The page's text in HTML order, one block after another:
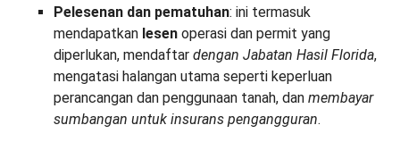
Pelesenan dan pematuhan: ini termasuk
mendapatkan lesen operasi dan permit yang
diperlukan, mendaftar dengan Jabatan Hasil Florida,
mengatasi halangan utama seperti keperluan
perancangan dan penggunaan tanah, dan membayar
sumbangan untuk insurans pengangguran.